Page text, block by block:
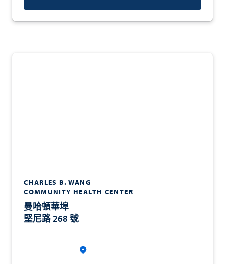
CHARLES B. WANG
COMMUNITY HEALTH CENTER
曼哈頓華埠
堅尼路 268 號